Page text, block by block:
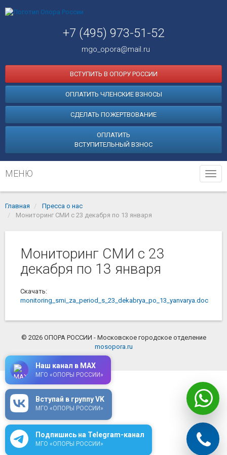
+7 (495) 973-51-52
mgo_opora@mail.ru
ВСТУПИТЬ В ОПОРУ РОССИИ
ОПЛАТИТЬ ЧЛЕНСКИЕ ВЗНОСЫ
СДЕЛАТЬ ПОЖЕРТВОВАНИЕ
ОПЛАТИТЬ
ВСТУПИТЕЛЬНЫЙ ВЗНОС
МЕНЮ
Главная
Пресса о нас
Мониторинг СМИ с 23 декабря по 13 января
Мониторинг СМИ с 23
декабря по 13 января
Скачать:
monitoring_smi_za_period_s_23_dekabrya_po_13_yanvarya.doc
© 2026 ОПОРА РОССИИ - Московское городское отделение
mosopora.ru
Подпишись на Telegram-канал
МГО «ОПОРЫ РОССИИ»
Вступай в группу VK
МГО «ОПОРЫ РОССИИ»
Наш канал в MAX
МГО «ОПОРЫ РОССИИ»